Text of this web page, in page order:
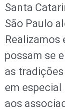
Santa
São Paulo
Realizamos
possam se
as
em
aos